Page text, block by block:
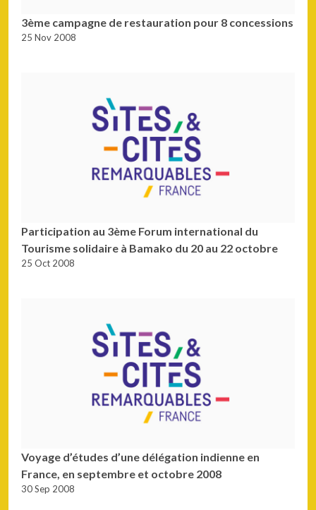
3ème campagne de restauration pour 8 concessions
25 Nov 2008
Participation au 3ème Forum international du
Tourisme solidaire à Bamako du 20 au 22 octobre
25 Oct 2008
Voyage d’études d’une délégation indienne en
France, en septembre et octobre 2008
30 Sep 2008